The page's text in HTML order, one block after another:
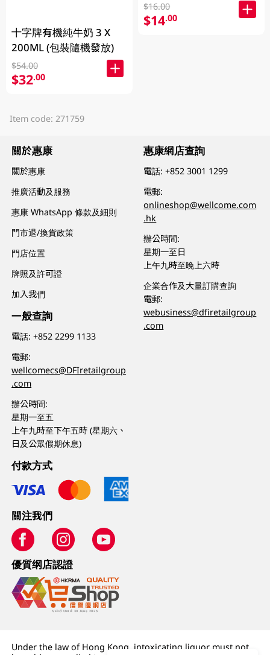
十字牌有機純牛奶 3 X
200ML (包裝隨機發放)
$54.00
$32.00
$16.00
$14.00
Item code: 271759
關於惠康
關於惠康
推廣活動及服務
惠康 WhatsApp 條款及細則
門市退/換貨政策
門店位置
牌照及許可證
加入我們
一般查詢
電話:+852 2299 1133
電郵:
wellcomecs@DFIretailgroup
.com
辦公時間:
星期一至五
上午九時至下午五時 (星期六、
日及公眾假期休息)
惠康網店查詢
電話:+852 3001 1299
電郵:
onlineshop@wellcome.com
.hk
辦公時間:
星期一至日
上午九時至晚上六時
企業合作及大量訂購查詢
電郵:
webusiness@dfiretailgroup
.com
付款方式
關注我們
優質纲店認證
Under the law of Hong Kong, intoxicating liquor must not